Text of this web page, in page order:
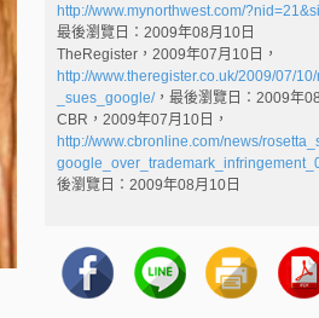
http://www.mynorthwest.com/
最後瀏覽日：2009年08月10日
TheRegister，2009年07月10日，
http://www.theregister.co.uk/2009/07/10/
_sues_google/，最後瀏覽日：2009年08
CBR，2009年07月10日，
http://www.cbronline.com/news/
後瀏覽日：2009年08月10日